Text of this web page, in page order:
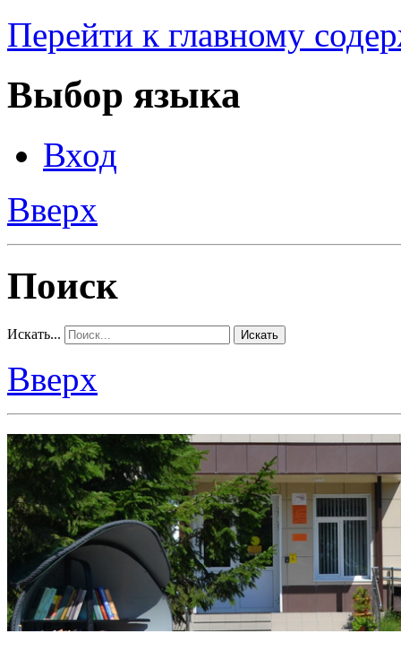
Перейти к главному
Выбор языка
Вход
Вверх
Поиск
Искать... Искать
Вверх